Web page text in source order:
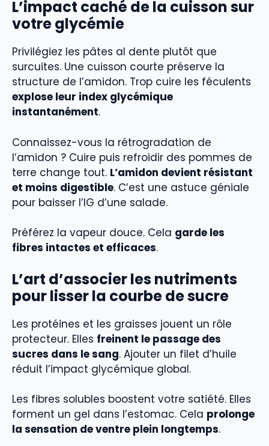
L’impact caché de la cuisson sur
votre glycémie
Privilégiez les pâtes al dente plutôt que
surcuites. Une cuisson courte préserve la
structure de l’amidon. Trop cuire les féculents
explose leur index glycémique
instantanément.
Connaissez-vous la rétrogradation de
l’amidon ? Cuire puis refroidir des pommes de
terre change tout. L’amidon devient résistant
et moins digestible. C’est une astuce géniale
pour baisser l’IG d’une salade.
Préférez la vapeur douce. Cela garde les
fibres intactes et efficaces.
L’art d’associer les nutriments
pour lisser la courbe de sucre
Les protéines et les graisses jouent un rôle
protecteur. Elles freinent le passage des
sucres dans le sang. Ajouter un filet d’huile
réduit l’impact glycémique global.
Les fibres solubles boostent votre satiété. Elles
forment un gel dans l’estomac. Cela prolonge
la sensation de ventre plein longtemps.